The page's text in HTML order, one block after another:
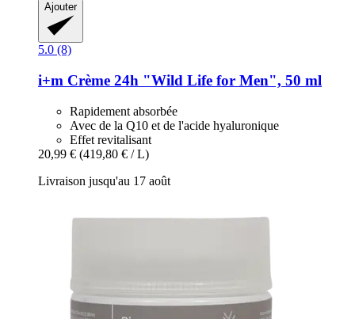
Ajouter
5.0 (8)
i+m Crème 24h "Wild Life for Men", 50 ml
Rapidement absorbée
Avec de la Q10 et de l'acide hyaluronique
Effet revitalisant
20,99 € (419,80 € / L)
Livraison jusqu'au 17 août